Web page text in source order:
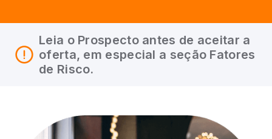
Leia o Prospecto antes de aceitar a
oferta, em especial a seção Fatores
de Risco.